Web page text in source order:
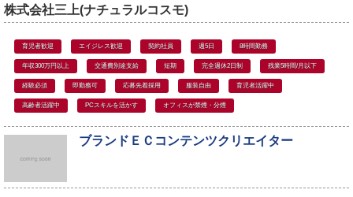
株式会社三上(ナチュラルコスモ)
育児者歓迎 エイジレス歓迎 契約社員 週5日 8時間勤務
年収300万円以上 交通費別途支給 短期 完全週休2日制 残業5時間/月以下
経験必須 即勤務可 応募先着採用 服装自由 育児者活躍中
高齢者活躍中 PCスキルを活かす オフィスが禁煙・分煙
ブランドＥＣコンテンツクリエイター